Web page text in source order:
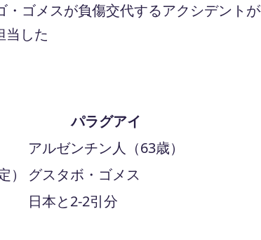
・ゴメスが負傷交代するアクシデント
当した
パラグアイ
アルゼンチン人（63歳）
グスタボ・ゴメス
日本と2-2引分